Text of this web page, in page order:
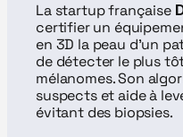
La startup française
certifier un
en 3D la peau d’un
de détecter le plus
mélanomes. Son
suspects et aide à
évitant des biopsies.